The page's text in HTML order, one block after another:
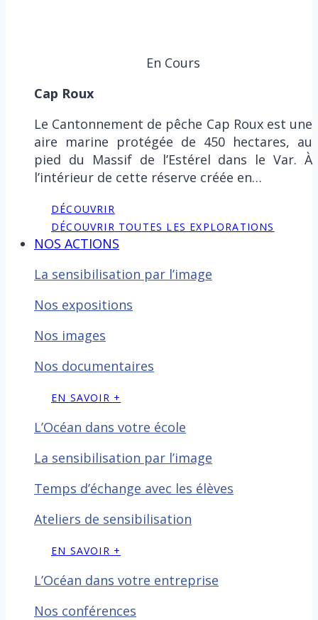
En Cours
Cap Roux
Le Cantonnement de pêche Cap Roux est une
aire marine protégée de 450 hectares, au
pied du Massif de l’Estérel dans le Var. À
l’intérieur de cette réserve créée en…
DÉCOUVRIR
DÉCOUVRIR TOUTES LES EXPLORATIONS
NOS ACTIONS
La sensibilisation par l’image
Nos expositions
Nos images
Nos documentaires
EN SAVOIR +
L’Océan dans votre école
La sensibilisation par l’image
Temps d’échange avec les élèves
Ateliers de sensibilisation
EN SAVOIR +
L’Océan dans votre entreprise
Nos conférences